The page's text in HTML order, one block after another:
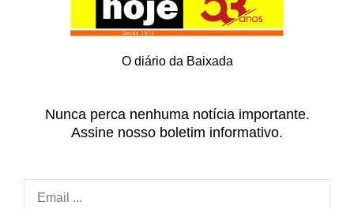
O diário da Baixada
Nunca perca nenhuma notícia importante.
Assine nosso boletim informativo.